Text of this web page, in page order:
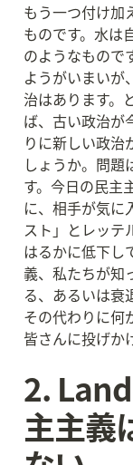
もう一つ付け加
ものです。水は
のようなもので
ようがいまいが
治はあります。
ば、古い政治が
りに新しい政治
しょうか。問題
す。今日の民主
に、相手が気に
スト」とレッテ
はるかに低下し
義、私たちが知
る、あるいは衰
その代わりに何
皆さんに投げか
2.
主主義